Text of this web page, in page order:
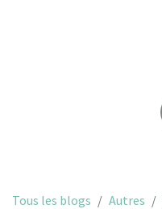
Tous les blogs Autres